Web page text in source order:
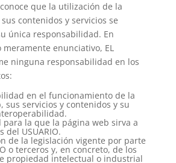
que la utilización de la
contenidos y servicios se
única responsabilidad. En
enunciativo, EL
ninguna responsabilidad en los
en el funcionamiento de la
sus servicios y contenidos y su
para la que la página web sirva a
del USUARIO.
de la legislación vigente por parte
o terceros y, en concreto, de los
propiedad intelectual o industrial